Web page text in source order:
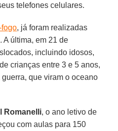
telefones celulares.
fogo, já foram realizadas
A última, em 21 de
incluindo idosos,
crianças entre 3 e 5 anos,
que viram o oceano
Romanelli, o ano letivo de
com aulas para 150